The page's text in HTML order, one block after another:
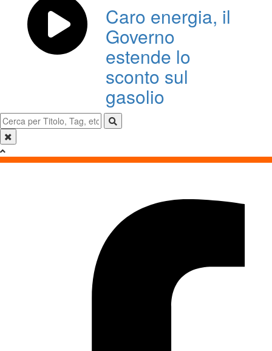
Caro energia, il
Governo
estende lo
sconto sul
gasolio